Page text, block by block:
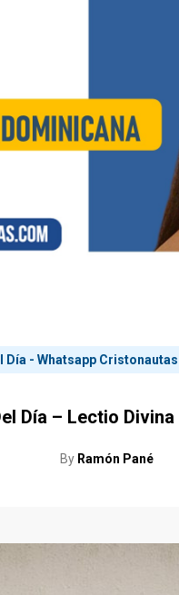
Día - Whatsapp Cristonautas
Día – Lectio Divina
By Ramón Pané